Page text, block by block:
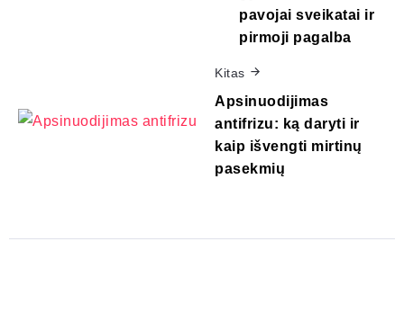
pavojai sveikatai ir
pirmoji pagalba
Kitas
Apsinuodijimas
antifrizu: ką daryti ir
kaip išvengti mirtinų
pasekmių